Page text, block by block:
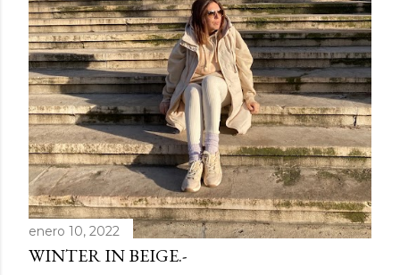
enero 10, 2022
WINTER IN BEIGE.-